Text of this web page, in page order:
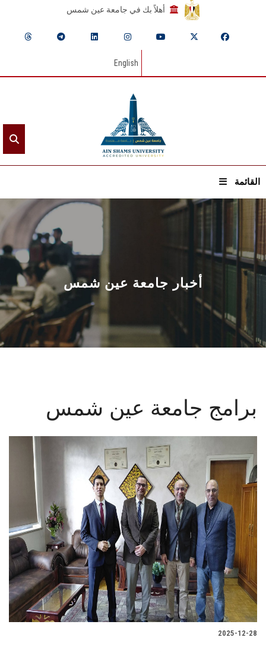
أهلاً بك في جامعة عين شمس
English
القائمة
الرئيسيـة
عن الجامعة
القطاعـات
الشئون الأكاديمية
البحث العلمي
المراكز والوحدات
الأنظمة الذكية
تواصل معنا
الطلاب
هيئة التدريس
الدراسات العليا
أخبار جامعة عين شمس
برامج جامعة عين شمس
2025-12-28